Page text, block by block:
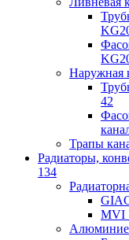
Наружная
42
Трапы
Радиаторы,
134
MVI